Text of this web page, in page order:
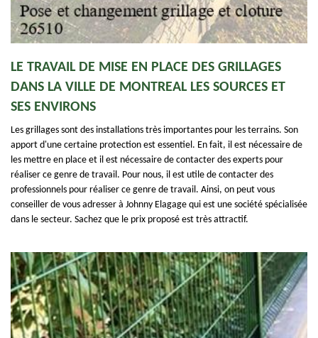
LE TRAVAIL DE MISE EN PLACE DES GRILLAGES
DANS LA VILLE DE MONTREAL LES SOURCES ET
SES ENVIRONS
Les grillages sont des installations très importantes pour les terrains. Son
apport d'une certaine protection est essentiel. En fait, il est nécessaire de
les mettre en place et il est nécessaire de contacter des experts pour
réaliser ce genre de travail. Pour nous, il est utile de contacter des
professionnels pour réaliser ce genre de travail. Ainsi, on peut vous
conseiller de vous adresser à Johnny Elagage qui est une société spécialisée
dans le secteur. Sachez que le prix proposé est très attractif.